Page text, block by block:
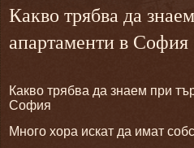
Какво трябва да
апартаменти в София
Какво трябва да знаем при
София
Много хора искат да имат